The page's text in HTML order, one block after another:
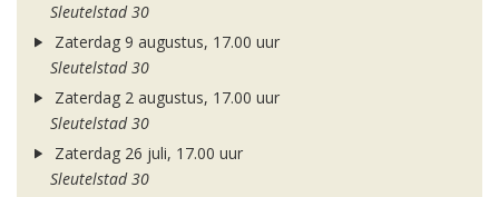
Sleutelstad 30
Zaterdag 9 augustus, 17.00 uur
Sleutelstad 30
Zaterdag 2 augustus, 17.00 uur
Sleutelstad 30
Zaterdag 26 juli, 17.00 uur
Sleutelstad 30